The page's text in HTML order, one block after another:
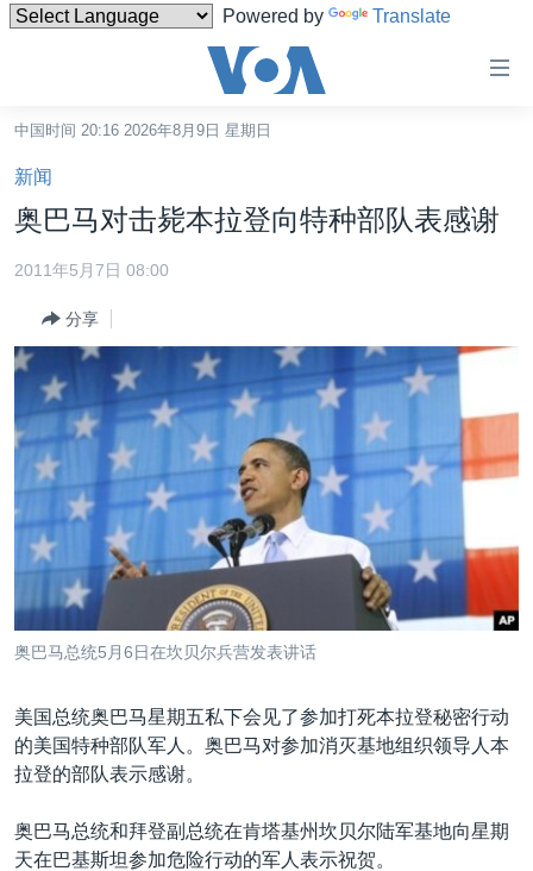
Powered by Translate
碍
链
接
跳
转
容
跳
到
航
跳
检
索
中国
港澳
国际
最新国际新闻
印太
中东
欧洲
非洲
美洲
分类新闻
经济·金融·贸易
人权·法律·宗教
科教·文娱·体健
军事
劳工
美中关系
热点专题
白宫要闻
国会报道
美中关系
埃博拉疫情
美国之音专访
台海两岸关系
VOA视频
VOA今日焦点
中文广播
其他语言网站
中国时间 20:16 2026年8月9日 星期日
新闻
奥巴马对击毙本拉登向特种部队表感谢
2011年5月7日 08:00
分享
奥巴马总统5月6日在坎贝尔兵营发表讲话
美国总统奥巴马星期五私下会见了参加打死本拉登秘密行动
的美国特种部队军人。奥巴马对参加消灭基地组织领导人本
拉登的部队表示感谢。
奥巴马总统和拜登副总统在肯塔基州坎贝尔陆军基地向星期
天在巴基斯坦参加危险行动的军人表示祝贺。